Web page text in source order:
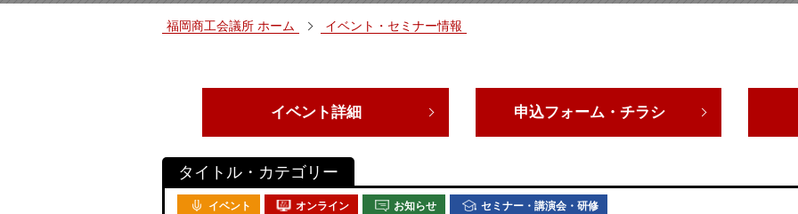
福岡商工会議所 ホーム イベント・セミナー情報
イベント詳細 申込フォーム・チラシ
イベント オンライン お知らせ セミナー・講演会・研修